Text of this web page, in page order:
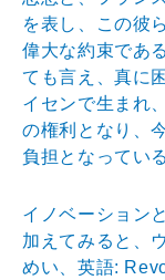
を表し、この彼
偉大な約束であ
ても言え、真に
イセンで生まれ
の権利となり、
負担となってい
イノベーション
加えてみると、
めい、英語: